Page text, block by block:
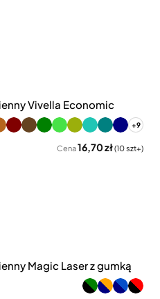
Vivella Economic
+9
Cena16,70 zł(10 szt+)
Magic Laser z gumką